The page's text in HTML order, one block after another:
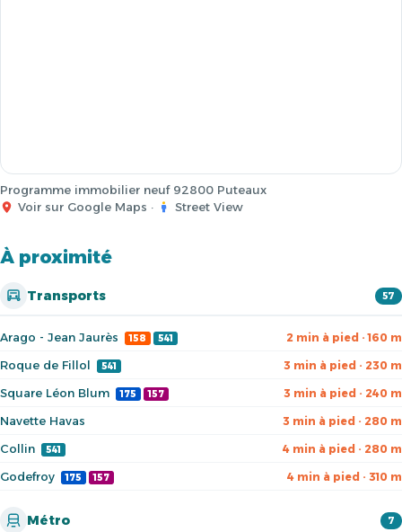
Programme immobilier neuf 92800 Puteaux
Voir sur Google Maps · Street View
À proximité
Transports 57
Arago - Jean Jaurès 158 541 2 min à pied · 160 m
Roque de Fillol 541 3 min à pied · 230 m
Square Léon Blum 175 157 3 min à pied · 240 m
Navette Havas 3 min à pied · 280 m
Collin 541 4 min à pied · 280 m
Godefroy 175 157 4 min à pied · 310 m
Métro 7